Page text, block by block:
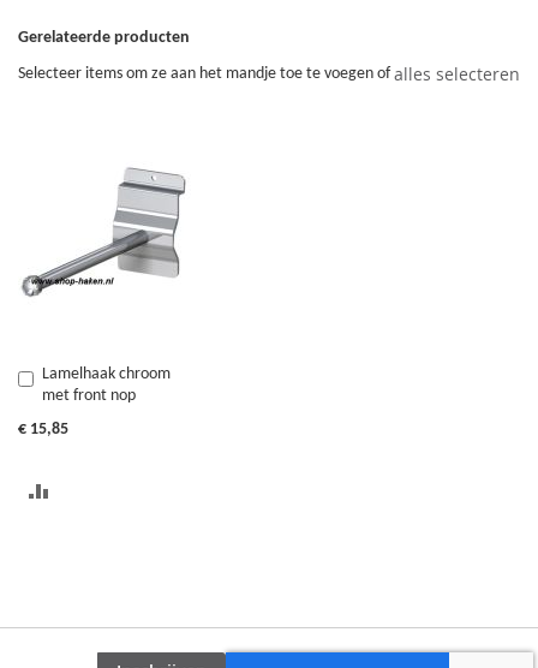
Gerelateerde producten
Selecteer items om ze aan het mandje toe te voegen ofalles selecteren
Lamelhaak chroom
met front nop
€ 15,85
In
Winkelwagen